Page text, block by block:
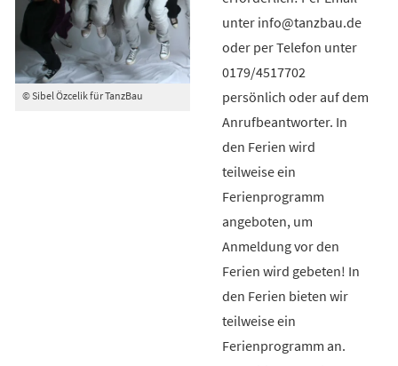
© Sibel Özcelik für TanzBau
unter info@tanzbau.de
oder per Telefon unter
0179/4517702
persönlich oder auf dem
Anrufbeantworter. In
den Ferien wird
teilweise ein
Ferienprogramm
angeboten, um
Anmeldung vor den
Ferien wird gebeten! In
den Ferien bieten wir
teilweise ein
Ferienprogramm an.